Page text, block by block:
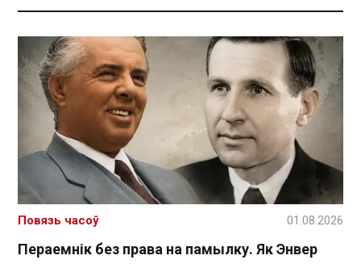
Пераемнік без права на памылку. Як Энвер
Повязь часоў 01.08.2026